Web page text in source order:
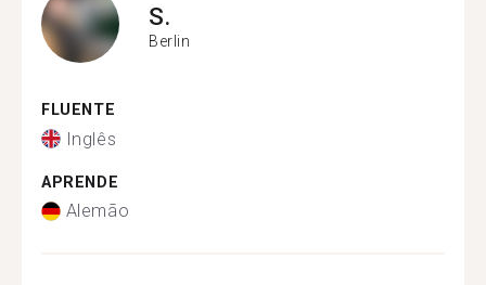
S.
Berlin
FLUENTE
Inglês
APRENDE
Alemão